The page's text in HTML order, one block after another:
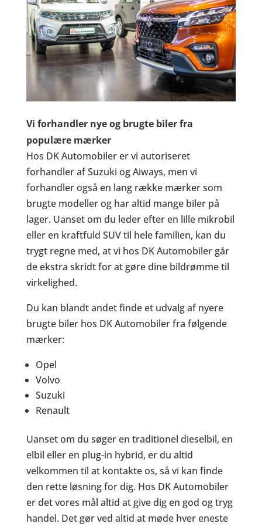
Vi forhandler nye og brugte biler fra
populære mærker
Hos DK Automobiler er vi autoriseret
forhandler af Suzuki og Aiways, men vi
forhandler også en lang række mærker som
brugte modeller og har altid mange biler på
lager. Uanset om du leder efter en lille mikrobil
eller en kraftfuld SUV til hele familien, kan du
trygt regne med, at vi hos DK Automobiler går
de ekstra skridt for at gøre dine bildrømme til
virkelighed.
Du kan blandt andet finde et udvalg af nyere
brugte biler hos DK Automobiler fra følgende
mærker:
Opel
Volvo
Suzuki
Renault
Uanset om du søger en traditionel dieselbil, en
elbil eller en plug-in hybrid, er du altid
velkommen til at kontakte os, så vi kan finde
den rette løsning for dig. Hos DK Automobiler
er det vores mål altid at give dig en god og tryg
handel. Det gør ved altid at møde hver eneste